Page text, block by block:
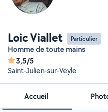
Loic Viallet Particulier
Homme de toute mains
3,5/5
Saint-Julien-sur-Veyle
Accueil